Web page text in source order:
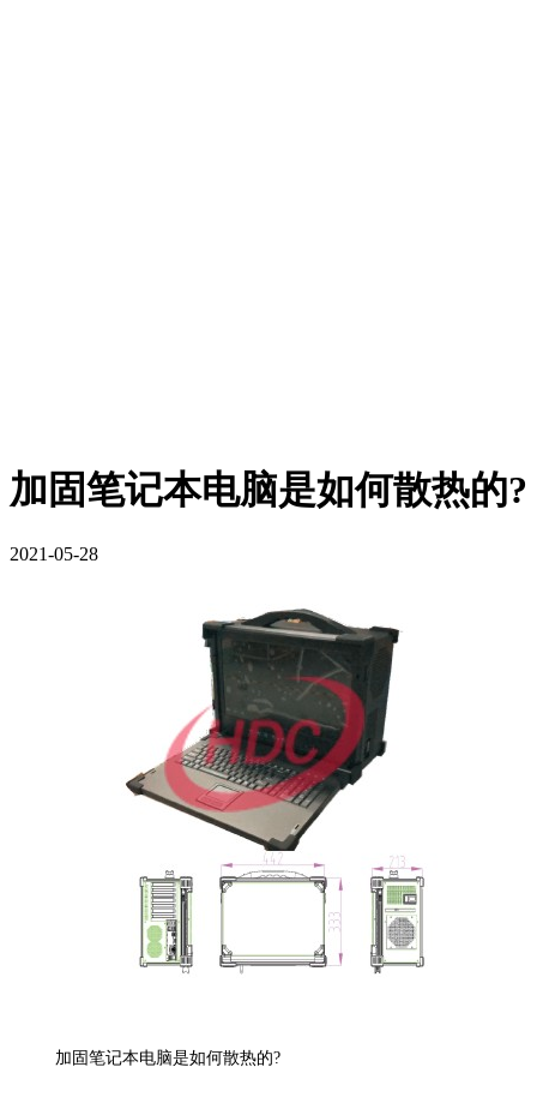
加固笔记本电脑是如何散热的?
2021-05-28
加固笔记本电脑是如何散热的?